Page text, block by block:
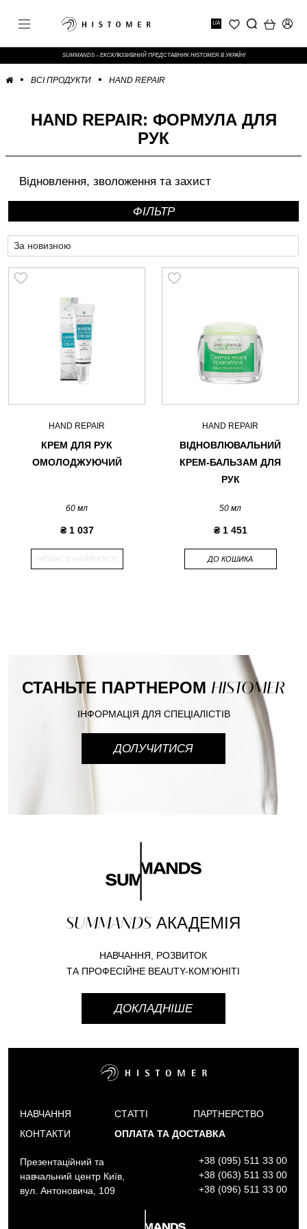
UA
SUMMANDS – ЕКСКЛЮЗИВНИЙ ПРЕДСТАВНИК HISTOMER В УКРАЇНІ
ВСІ ПРОДУКТИ HAND REPAIR
HAND REPAIR: ФОРМУЛА ДЛЯ
РУК
Відновлення, зволоження та захист
ФIЛЬТР
HAND REPAIR
КРЕМ ДЛЯ РУК
ОМОЛОДЖУЮЧИЙ
60 мл
₴ 1 037
НЕМАЄ В НАЯВНОСТІ
HAND REPAIR
ВІДНОВЛЮВАЛЬНИЙ
КРЕМ-БАЛЬЗАМ ДЛЯ
РУК
50 мл
₴ 1 451
ДО КОШИКА
СТАНЬТЕ ПАРТНЕРОМ HISTOMER
ІНФОРМАЦІЯ ДЛЯ СПЕЦІАЛІСТІВ
ДОЛУЧИТИСЯ
SUMMANDS АКАДЕМІЯ
НАВЧАННЯ, РОЗВИТОК
ТА ПРОФЕСІЙНЕ BEAUTY-КОМ’ЮНІТІ
ДОКЛАДНІШЕ
НАВЧАННЯ
КОНТАКТИ
СТАТТІ
ПАРТНЕРСТВО
ОПЛАТА ТА ДОСТАВКА
Презентаційний та
навчальний центр Київ,
вул. Антоновича, 109
+38 (095) 511 33 00
+38 (063) 511 33 00
+38 (096) 511 33 00